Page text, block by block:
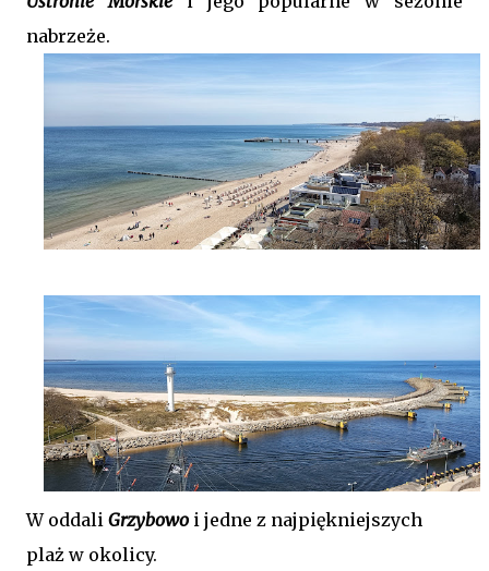
nabrzeże.
W oddali Grzybowo i jedne z najpiękniejszych
plaż w okolicy.